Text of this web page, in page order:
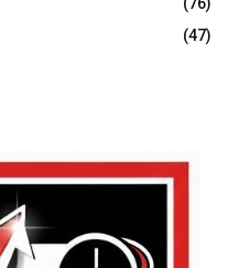
(47)